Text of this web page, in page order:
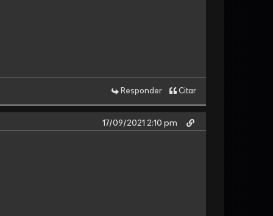
Responder Citar
17/09/2021 2:10 pm